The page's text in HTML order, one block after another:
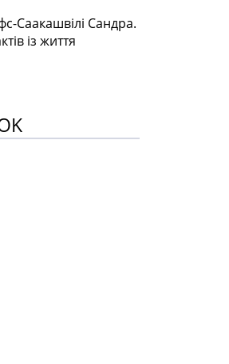
Саакашвілі Сандра.
із життя